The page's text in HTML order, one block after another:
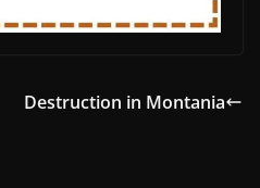
Destruction in Montania